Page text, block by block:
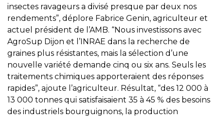
insectes ravageurs a divisé presque par deux nos
rendements”, déplore Fabrice Genin, agriculteur et
actuel président de l’AMB. “Nous investissons avec
AgroSup Dijon et l’INRAE dans la recherche de
graines plus résistantes, mais la sélection d’une
nouvelle variété demande cinq ou six ans. Seuls les
traitements chimiques apporteraient des réponses
rapides”, ajoute l’agriculteur. Résultat, “des 12 000 à
13 000 tonnes qui satisfaisaient 35 à 45 % des besoins
des industriels bourguignons, la production